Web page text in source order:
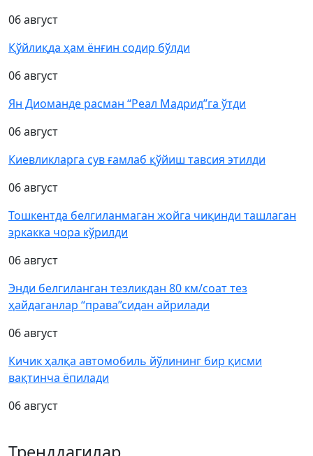
06 август
Қўйлиқда ҳам ёнғин содир бўлди
06 август
Ян Диоманде расман “Реал Мадрид”га ўтди
06 август
Киевликларга сув ғамлаб қўйиш тавсия этилди
06 август
Тошкентда белгиланмаган жойга чиқинди ташлаган
эркакка чора кўрилди
06 август
Энди белгиланган тезликдан 80 км/соат тез
ҳайдаганлар “права”сидан айрилади
06 август
Кичик ҳалқа автомобиль йўлининг бир қисми
вақтинча ёпилади
06 август